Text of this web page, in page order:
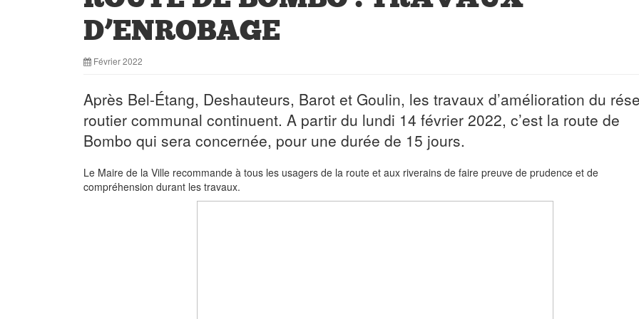
D’ENROBAGE
Février 2022
Après Bel-Étang, Deshauteurs, Barot et Goulin, les travaux d’amélioration du
routier communal continuent. A partir du lundi 14 février 2022, c’est la route de
Bombo qui sera concernée, pour une durée de 15 jours.
Le Maire de la Ville recommande à tous les usagers de la route et aux riverains de faire preuve de prudence et de
compréhension durant les travaux.